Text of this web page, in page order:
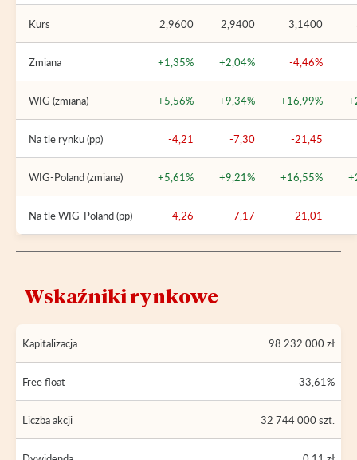
Kurs 2,9600 2,9400 3,1400
Zmiana +1,35% +2,04% -4,46%
WIG (zmiana) +5,56% +9,34% +16,99%
Na tle rynku (pp) -4,21 -7,30 -21,45
WIG-Poland (zmiana) +5,61% +9,21% +16,55%
Na tle WIG-Poland (pp) -4,26 -7,17 -21,01
Wskaźniki rynkowe
Kapitalizacja 98 232 000 zł
Free float 33,61%
Liczba akcji 32 744 000 szt.